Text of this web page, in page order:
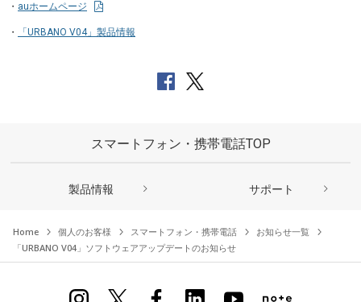
auホームページ
「URBANO V04」製品情報
スマートフォン・携帯電話TOP
製品情報 サポート
Home 個人のお客様 スマートフォン・携帯電話
お知らせ一覧
「URBANO V04」ソフトウェアアップデートのお知らせ